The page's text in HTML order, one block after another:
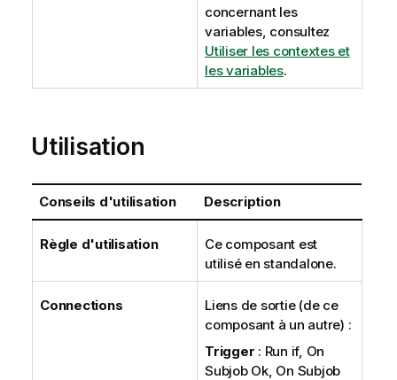
concernant les
variables, consultez
Utiliser les contextes et
les variables.
Utilisation
Conseils d'utilisation Description
Règle d'utilisation
Ce composant est
utilisé en standalone.
Connections
Liens de sortie (de ce
composant à un autre) :
Trigger : Run if, On
Subjob Ok, On Subjob